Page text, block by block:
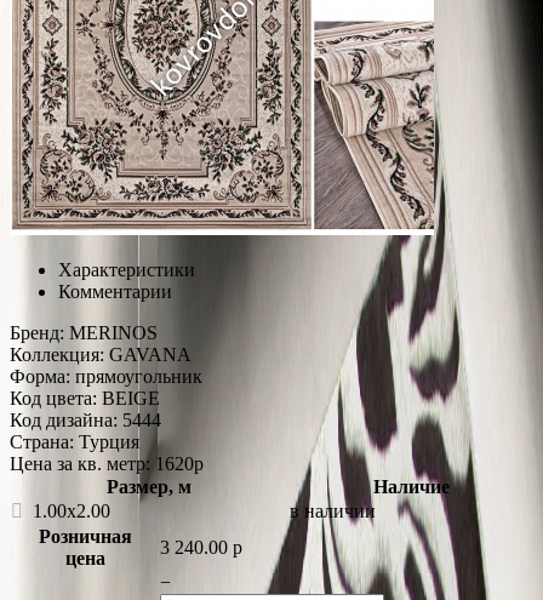
Характеристики
Комментарии
Бренд: MERINOS
Коллекция: GAVANA
Форма: прямоугольник
Код цвета: BEIGE
Код дизайна: 5444
Страна: Турция
Цена за кв. метр: 1620p
Размер, м
Наличие
1.00x2.00
в наличии
Розничная
цена
3 240.00 p
−